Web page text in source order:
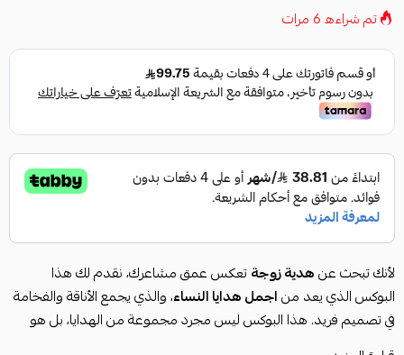
تم شراءه6مرات
لأنك تبحث عنهدية زوجةتعكس عمق مشاعرك، نقدم لك هذا
البوكس الذي يعد مناجمل هدايا النساء، والذي يجمع الأناقة والفخامة
في تصميم فريد. هذا البوكس ليس مجرد مجموعة من الهدايا، بل هو